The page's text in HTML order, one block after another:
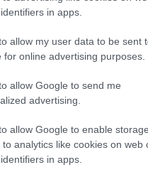
in apps.
allow my user data to be sent
for online advertising purposes.
allow Google to send me
advertising.
allow Google to enable storage
to analytics like cookies on web
in apps.
– Détár Enikő
kapcsolatban